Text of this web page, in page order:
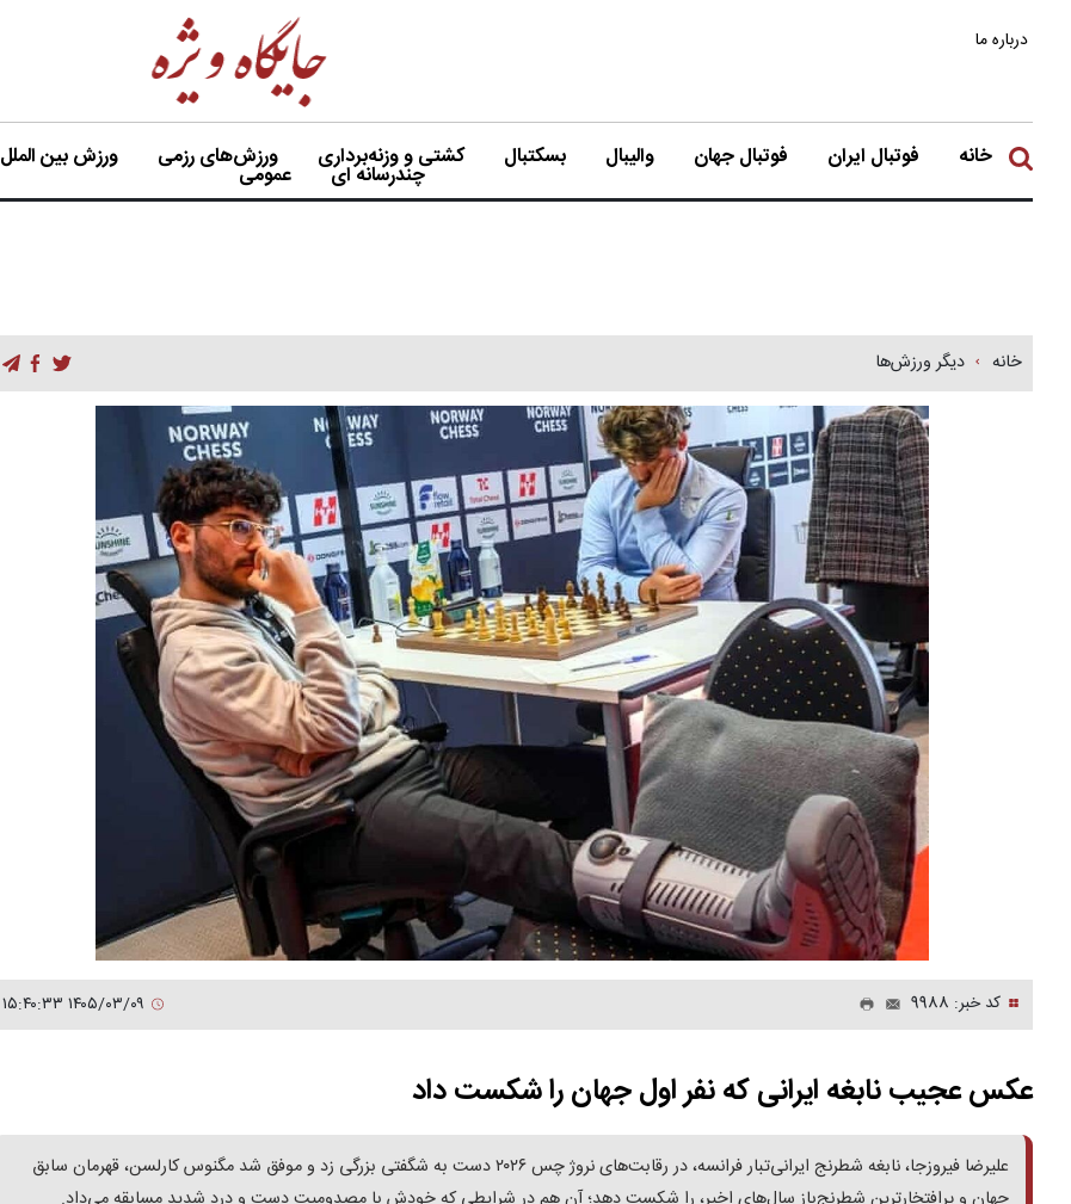
درباره ما
خانه فوتبال ایران فوتبال جهان والیبال بسکتبال کشتی و وزنه‌برداری ورزش‌های رزمی ورزش بین الملل
چندرسانه ای عمومی
خانه دیگر ورزش‌ها
کد خبر: 9988
عکس عجیب نابغه ایرانی که نفر اول جهان را شکست داد
علیرضا فیروزجا، نابغه شطرنج ایرانی‌تبار فرانسه، در رقابت‌های نروژ چس ۲۰۲۶ دست به شگفتی بزرگی زد و موفق شد مگنوس کارلسن، قهرمان سابق